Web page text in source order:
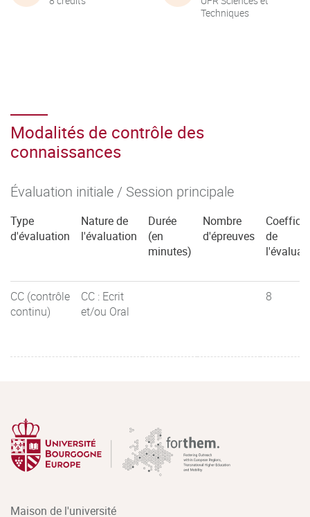
Techniques
Modalités de contrôle des
connaissances
Évaluation initiale / Session principale
Type
d'évaluation
Nature de
l'évaluation
Durée
(en
minutes)
Nombre
d'épreuves
de
CC (contrôle
continu)
CC : Ecrit
et/ou Oral
8
Maison de l'université